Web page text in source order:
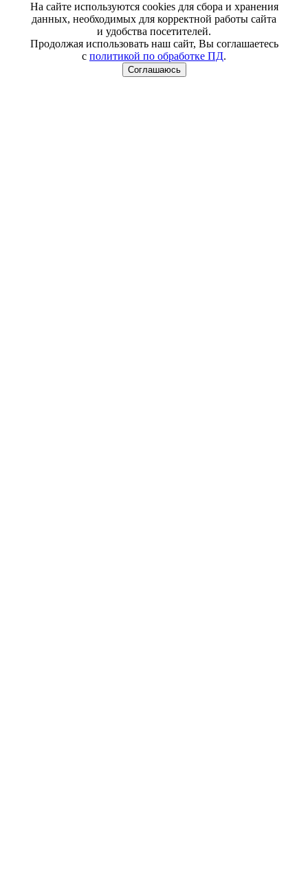
На сайте используются cookies для сбора и хранения
данных, необходимых для корректной работы сайта
и удобства посетителей.
Продолжая использовать наш сайт, Вы соглашаетесь
с политикой по обработке ПД.
Соглашаюсь